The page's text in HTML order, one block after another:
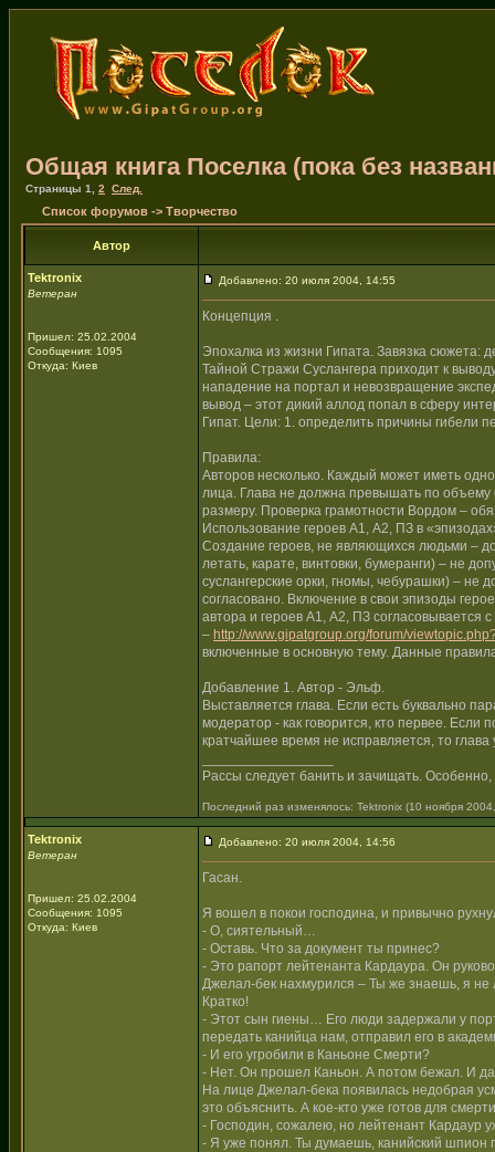
Общая книга Поселка (пока без
Страницы 1 2 След.
Список форумов -> Творчество
Автор
Tektronix
Ветеран
Пришел: 25.02.2004
Сообщения: 1095
Откуда: Киев
Добавлено: 20 июля 2004, 14:55
Концепция .
Эпохалка из жизни Гипата. Завязка сюжета:
Тайной Стражи Суслангера приходит к
нападение на портал и невозвращение
вывод – этот дикий аллод попал в сферу
Гипат. Цели: 1. определить причины гибели
Правила:
Авторов несколько. Каждый может иметь
лица. Глава не должна превышать по
размеру. Проверка грамотности Вордом –
Использование героев А1, А2, ПЗ в
Создание героев, не являющихся людьми –
летать, карате, винтовки, бумеранги) – не
суслангерские орки, гномы, чебурашки) – не
согласовано. Включение в свои эпизоды
автора и героев А1, А2, ПЗ согласовывается
– http://www.gipatgroup.org/forum/
включенные в основную тему. Данные
Добавление 1. Автор - Эльф.
Выставляется глава. Если есть буквально
модератор - как говорится, кто первее. Если
кратчайшее время не исправляется, то
Рассы следует банить и зачищать.
Последний раз изменялось: Tektronix (10 ноября
Tektronix
Ветеран
Пришел: 25.02.2004
Сообщения: 1095
Откуда: Киев
Добавлено: 20 июля 2004, 14:56
Гасан.
Я вошел в покои господина, и привычно
- О, сиятельный…
- Оставь. Что за документ ты принес?
- Это рапорт лейтенанта Кардаура. Он
Джелал-бек нахмурился – Ты же знаешь, я не
Кратко!
- Этот сын гиены… Его люди задержали у
передать канийца нам, отправил его в
- И его угробили в Каньоне Смерти?
- Нет. Он прошел Каньон. А потом бежал. И
На лице Джелал-бека появилась недобрая
это объяснить. А кое-кто уже готов для
- Господин, сожалею, но лейтенант Кардаур
- Я уже понял. Ты думаешь, канийский шпион